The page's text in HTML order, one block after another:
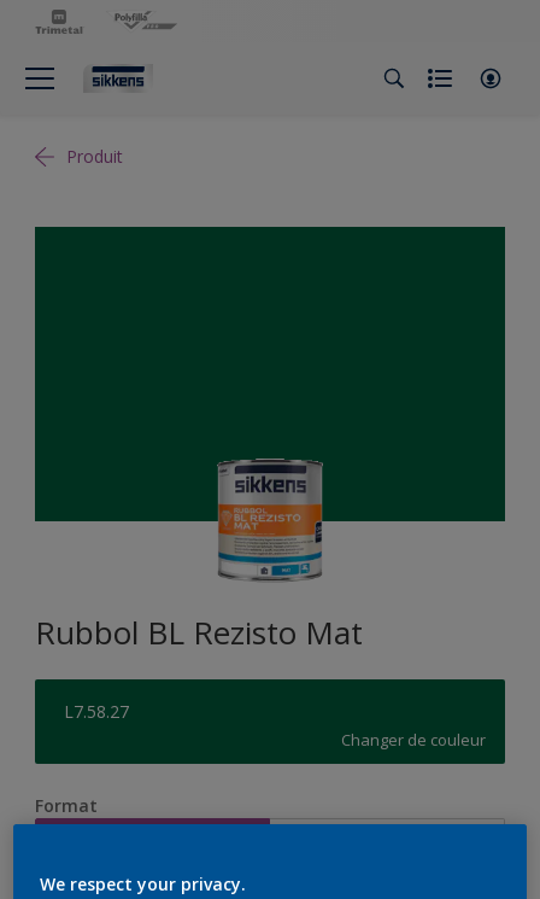
Produit
Rubbol BL Rezisto Mat
L7.58.27
Changer de couleur
Format
We respect your privacy.